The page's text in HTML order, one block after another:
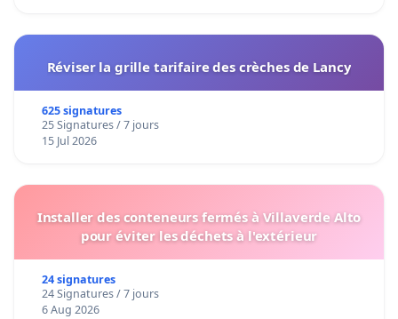
Réviser la grille tarifaire des crèches de Lancy
625 signatures
25 Signatures / 7 jours
15 Jul 2026
Installer des conteneurs fermés à Villaverde Alto
pour éviter les déchets à l'extérieur
24 signatures
24 Signatures / 7 jours
6 Aug 2026